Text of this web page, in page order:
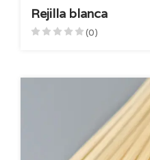
Rejilla blanca
(0)